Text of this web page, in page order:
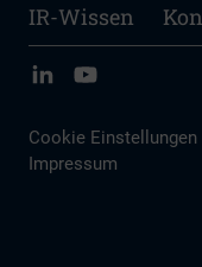
IR-Wissen
Cookie Einstellungen
Impressum